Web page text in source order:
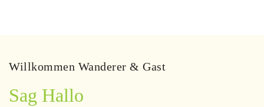
Willkommen Wanderer & Gast
Sag Hallo